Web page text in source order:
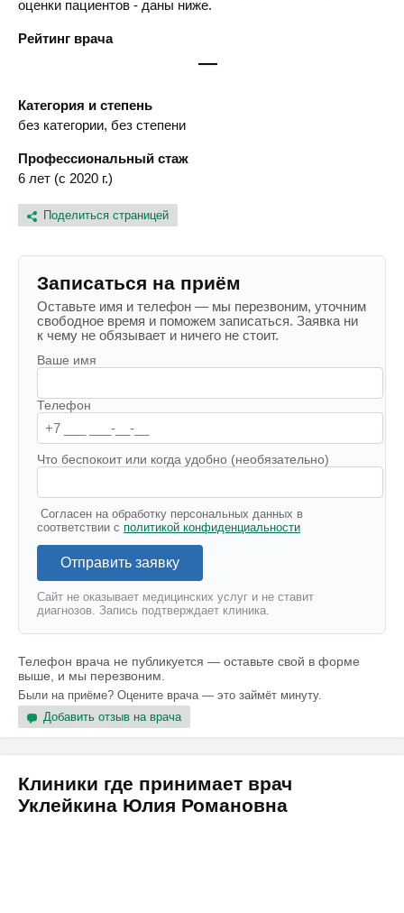
оценки пациентов - даны ниже.
Рейтинг врача
—
Категория и степень
без категории, без степени
Профессиональный стаж
6 лет (с 2020 г.)
Поделиться страницей
Записаться на приём
Оставьте имя и телефон — мы перезвоним, уточним
свободное время и поможем записаться. Заявка ни
к чему не обязывает и ничего не стоит.
Ваше имя
Телефон
Что беспокоит или когда удобно (необязательно)
Согласен на обработку персональных данных в
соответствии с политикой конфиденциальности
Отправить заявку
Сайт не оказывает медицинских услуг и не ставит
диагнозов. Запись подтверждает клиника.
Телефон врача не публикуется — оставьте свой в форме
выше, и мы перезвоним.
Были на приёме? Оцените врача — это займёт минуту.
Добавить отзыв на врача
Клиники где принимает врач
Уклейкина Юлия Романовна